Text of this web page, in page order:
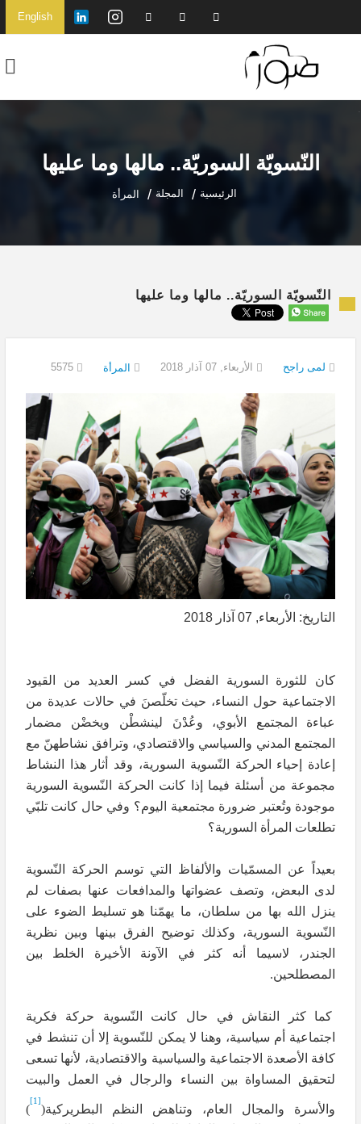
English
النّسويّة السوريّة.. مالها وما عليها
الرئيسية المجلة المرأة
النّسويّة السوريّة.. مالها وما عليها
لمى راجح الأربعاء, 07 آذار 2018 المرأة
التاريخ: الأربعاء, 07 آذار 2018
كان للثورة السورية الفضل في كسر العديد من القيود
الاجتماعية حول النساء، حيث تخلّصنَ في حالات عديدة من
عباءة المجتمع الأبوي، وعُدْنَ لينشطْن ويخضْن مضمار
المجتمع المدني والسياسي والاقتصادي، وترافق نشاطهنّ مع
إعادة إحياء الحركة النّسوية السورية، وقد أثار هذا النشاط
مجموعة من أسئلة فيما إذا كانت الحركة النّسوية السورية
موجودة وتُعتبر ضرورة مجتمعية اليوم؟ وفي حال كانت تلبّي
تطلعات المرأة السورية؟
بعيداً عن المسمّيات والألفاظ التي توسم الحركة النّسوية
لدى البعض، وتصف عضواتها والمدافعات عنها بصفات لم
ينزل الله بها من سلطان، ما يهمّنا هو تسليط الضوء على
النّسوية السورية، وكذلك توضيح الفرق بينها وبين نظرية
الجندر، لاسيما أنه كثر في الآونة الأخيرة الخلط بين
المصطلحين.
كما كثر النقاش في حال كانت النّسوية حركة فكرية
اجتماعية أم سياسية، وهنا لا يمكن للنّسوية إلا أن تنشط في
كافة الأصعدة الاجتماعية والسياسية والاقتصادية، لأنها تسعى
لتحقيق المساواة بين النساء والرجال في العمل والبيت
والأسرة والمجال العام، وتناهض النظم البطريركية(
[1]
)